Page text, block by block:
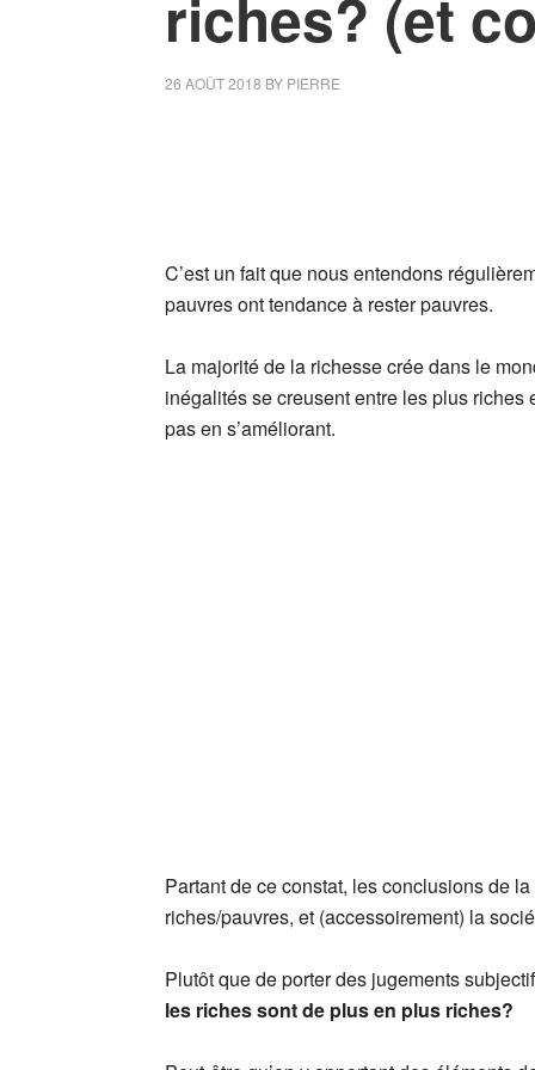
riches? (et
26 AOÛT 2018 BY PIERRE
C’est un fait que nous entendons
pauvres ont tendance à rester pauvres.
La majorité de la richesse crée dans le
inégalités se creusent entre les plus
pas en s’améliorant.
Partant de ce constat, les conclusions de
riches/pauvres, et (accessoirement) la
Plutôt que de porter des jugements
les riches sont de plus en plus riches?